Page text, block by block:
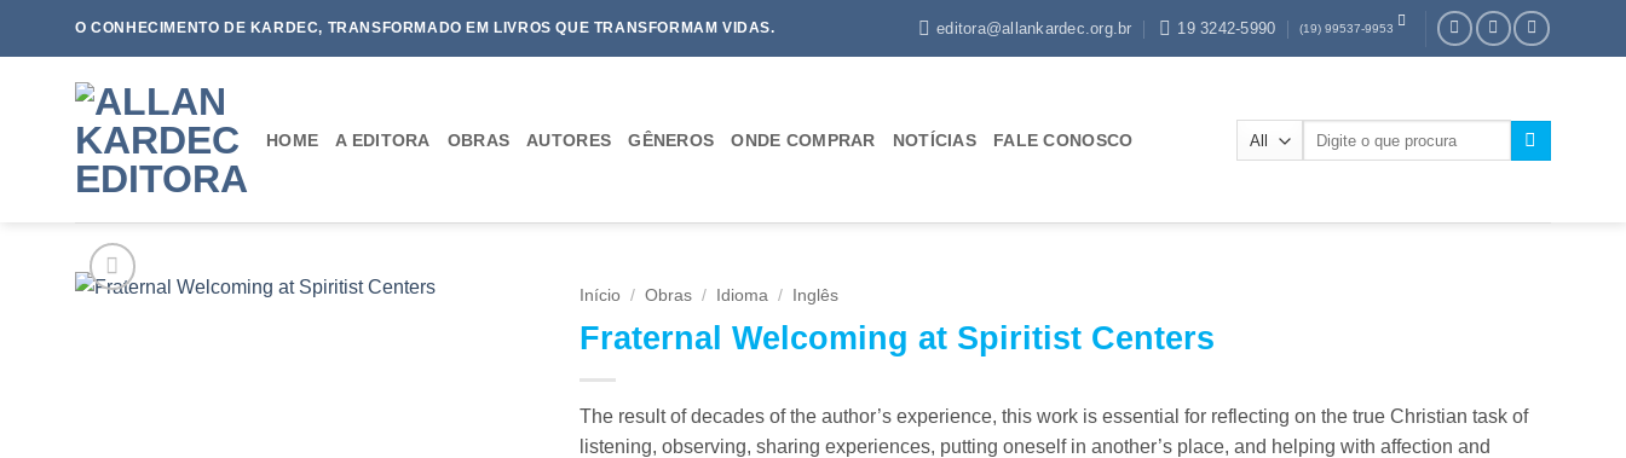
O CONHECIMENTO DE KARDEC, TRANSFORMADO EM LIVROS QUE TRANSFORMAM VIDAS. editora@allankardec.org.br 19 3242-5990 (19) 99537-9953
HOME A EDITORA OBRAS AUTORES GÊNEROS ONDE COMPRAR NOTÍCIAS FALE CONOSCO
Início / Obras / Idioma / Inglês
Fraternal Welcoming at Spiritist Centers
The result of decades of the author’s experience, this work is essential for reflecting on the true Christian task of
listening, observing, sharing experiences, putting oneself in another’s place, and helping with affection and